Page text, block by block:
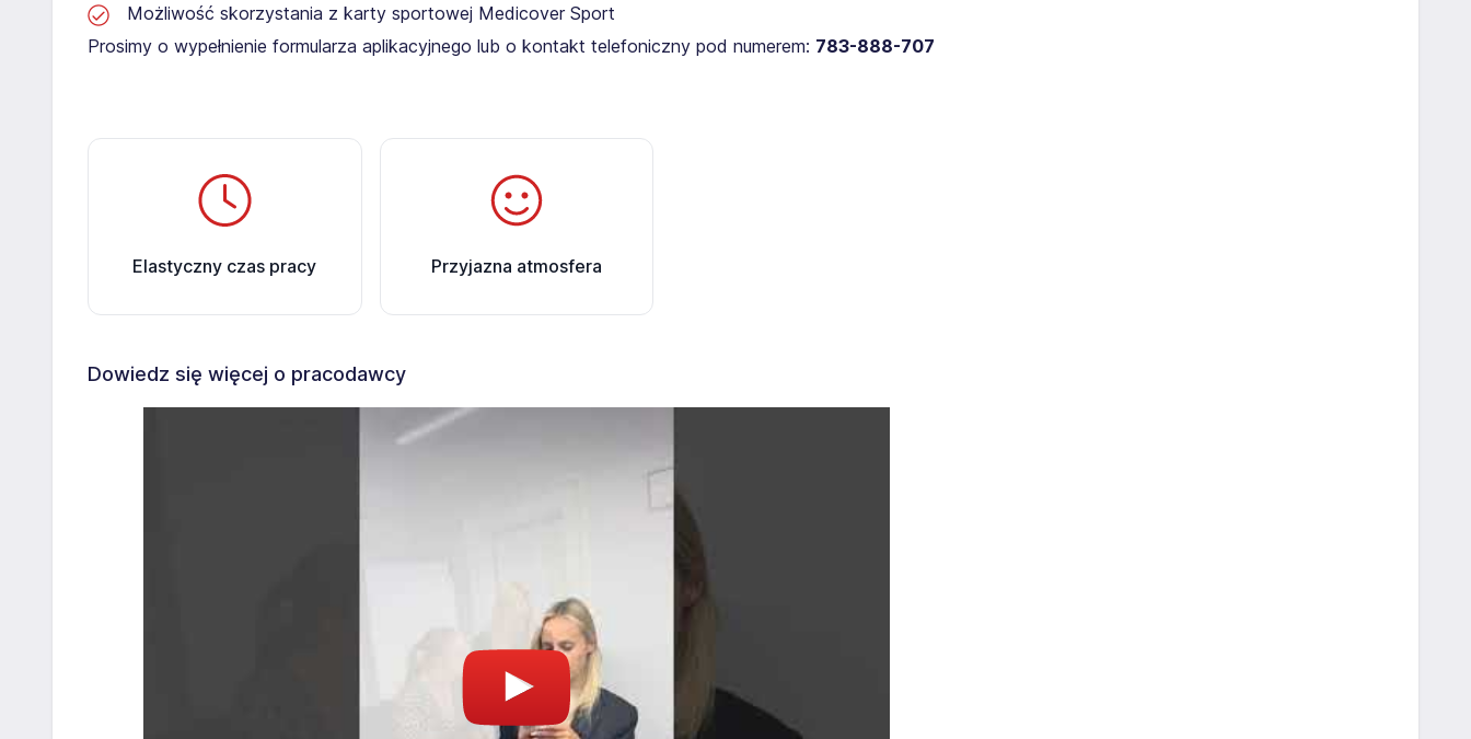
Możliwość skorzystania z karty sportowej Medicover Sport
Prosimy o wypełnienie formularza aplikacyjnego lub o kontakt telefoniczny pod numerem: 783-888-707​
Elastyczny czas pracy Przyjazna atmosfera
Dowiedz się więcej o pracodawcy